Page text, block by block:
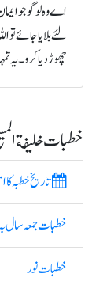
اے وہ لوگو جو
لئے بلایا جائے
چھوڑ دیا کرو۔ یہ
خطبات خلیفة
تاریخ خطبہ
خطبات جمعہ سال
خطبات نور